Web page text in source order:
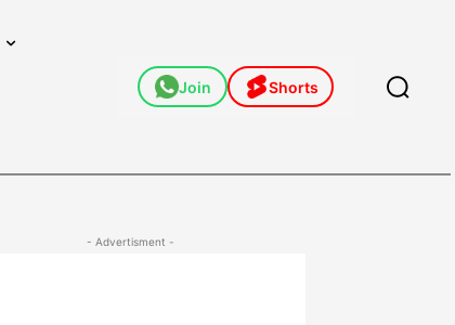
Join Shorts
- Advertisment -